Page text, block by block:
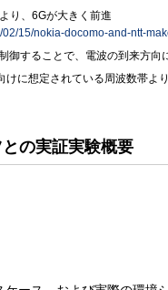
り、6Gが大きく前進
15/nokia-docomo-and-ntt-
することで、電波の到来方
に想定されている周波数帯
の実証実験概要